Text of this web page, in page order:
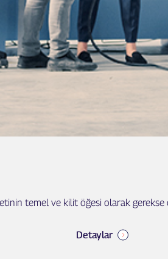
temel ve kilit öğesi olarak
Detaylar